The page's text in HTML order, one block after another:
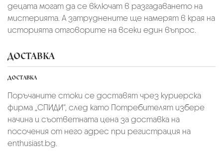
децата могат да се включат в разгадаването на
мистерията. А затруднените ще намерят в края на
историята отговорите на всеки един въпрос.
ДОСТАВКА
ДОСТАВКА
Поръчаните стоки се доставят чрез куриерскa
фирмa „СПИДИ“, след като Потребителят избере
начина и съответната цена за доставка на
посочения от него адрес при регистрация на
enthusiast.bg.